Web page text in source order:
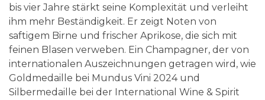
bis vier Jahre stärkt seine Komplexität und verleiht
ihm mehr Beständigkeit. Er zeigt Noten von
saftigem Birne und frischer Aprikose, die sich mit
feinen Blasen verweben. Ein Champagner, der von
internationalen Auszeichnungen getragen wird, wie
Goldmedaille bei Mundus Vini 2024 und
Silbermedaille bei der International Wine & Spirit